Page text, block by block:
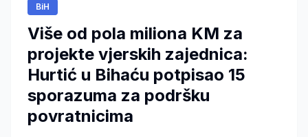
BiH
Više od pola miliona KM za
projekte vjerskih zajednica:
Hurtić u Bihaću potpisao 15
sporazuma za podršku
povratnicima